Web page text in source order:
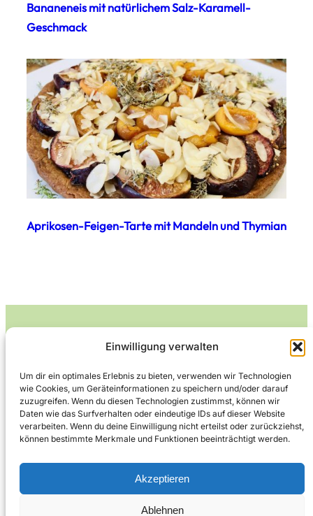
Einwilligung verwalten
Um dir ein optimales Erlebnis zu bieten, verwenden wir Technologien
wie Cookies, um Geräteinformationen zu speichern und/oder darauf
zuzugreifen. Wenn du diesen Technologien zustimmst, können wir
Daten wie das Surfverhalten oder eindeutige IDs auf dieser Website
verarbeiten. Wenn du deine Einwilligung nicht erteilst oder zurückziehst,
können bestimmte Merkmale und Funktionen beeinträchtigt werden.
Akzeptieren
Ablehnen
Bananeneis mit natürlichem Salz-Karamell-
Geschmack
Aprikosen-Feigen-Tarte mit Mandeln und Thymian
Leckerlife
Lecker essen – gesund leben.
Kontakt